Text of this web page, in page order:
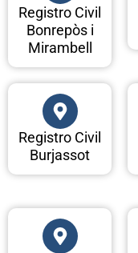
Registro Civil
Bonrepòs i
Mirambell
Registro Civil
Burjassot